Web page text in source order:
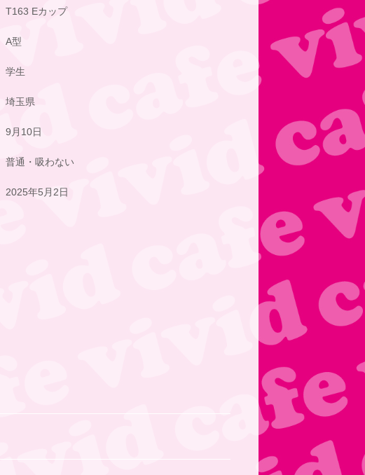
T163 Eカップ
A型
学生
埼玉県
9月10日
普通・吸わない
2025年5月2日